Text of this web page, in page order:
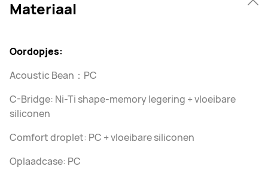
Materiaal
Oordopjes:
Acoustic Bean：PC
C-Bridge: Ni-Ti shape-memory legering + vloeibare
siliconen
Comfort droplet: PC + vloeibare siliconen
Oplaadcase: PC